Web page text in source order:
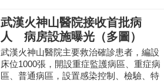
武漢火神山醫院接收首批病
人 病房設施曝光（多圖）
武漢火神山醫院主要救治確診患者，編設
床位1000張，開設重症監護病區、重症病
區、普通病區，設置感染控制、檢驗、特